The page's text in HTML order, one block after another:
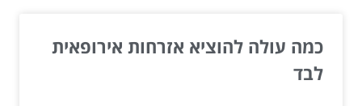
כמה עולה להוציא אזרחות אירופאית
לבד